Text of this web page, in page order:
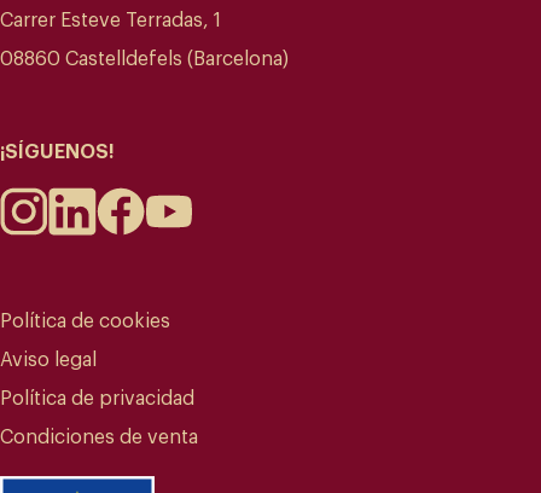
Carrer Esteve Terradas, 1
08860 Castelldefels (Barcelona)
¡SÍGUENOS!
Política de cookies
Aviso legal
Política de privacidad
Condiciones de venta